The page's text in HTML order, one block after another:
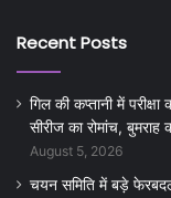
Recent Posts
गिल की कप्तानी में
सीरीज का रोमांच,
August 5, 2026
चयन समिति में बड़े